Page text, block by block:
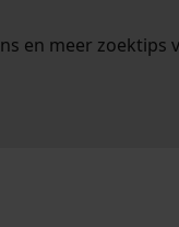
en meer zoektips